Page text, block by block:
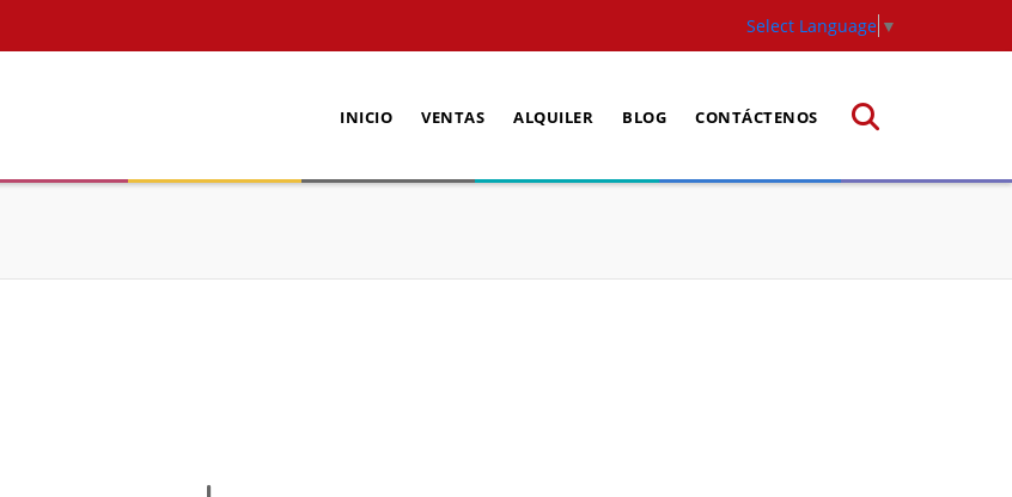
Select Language ▼
INICIO VENTAS ALQUILER BLOG CONTÁCTENOS